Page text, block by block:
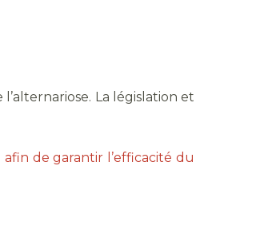
La législation et
de garantir l’efficacité du